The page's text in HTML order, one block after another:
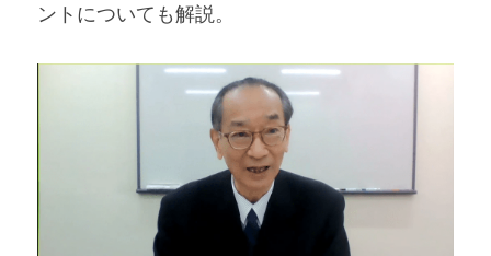
ントについても解説。